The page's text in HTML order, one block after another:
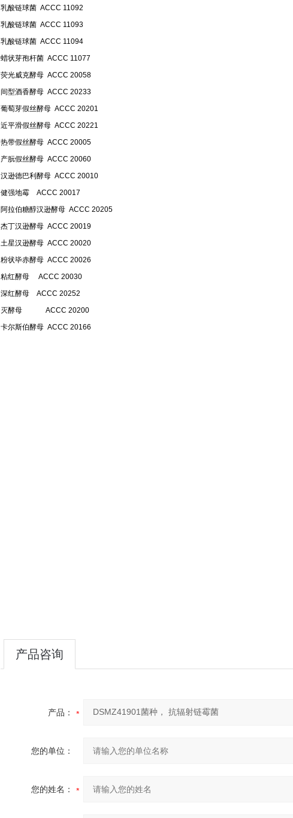
乳酸链球菌 ACCC 11092
乳酸链球菌 ACCC 11093
乳酸链球菌 ACCC 11094
蜡状芽孢杆菌 ACCC 11077
荧光威克酵母 ACCC 20058
间型酒香酵母 ACCC 20233
葡萄芽假丝酵母 ACCC 20201
近平滑假丝酵母 ACCC 20221
热带假丝酵母 ACCC 20005
产朊假丝酵母 ACCC 20060
汉逊德巴利酵母 ACCC 20010
健强地霉 ACCC 20017
阿拉伯糖醇汉逊酵母 ACCC 20205
杰丁汉逊酵母 ACCC 20019
土星汉逊酵母 ACCC 20020
粉状毕赤酵母 ACCC 20026
粘红酵母 ACCC 20030
深红酵母 ACCC 20252
灭酵母 ACCC 20200
卡尔斯伯酵母 ACCC 20166
产品咨询
产品：
您的单位：
您的姓名：